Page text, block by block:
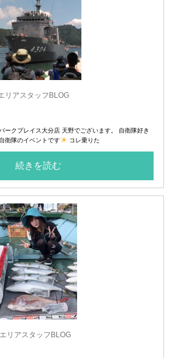
リアスタッフBLOG
ークプレイス大分店 天野でございます。 自衛隊好き
衛隊のイベントです コレ乗りた
続きを読む
リアスタッフBLOG